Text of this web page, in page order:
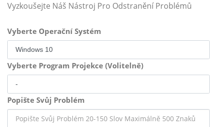
Vyzkoušejte Náš Nástroj Pro Odstranění Problémů
Vyberte Operační Systém
Vyberte Program Projekce (Volitelně)
Popište Svůj Problém